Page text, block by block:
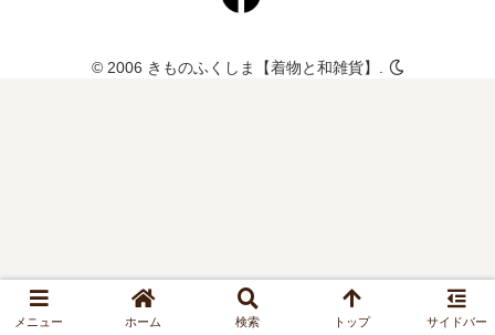
© 2006 きものふくしま【着物と和雑貨】.
メニュー ホーム 検索 トップ サイドバー